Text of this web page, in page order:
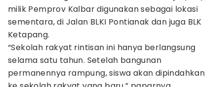
milik Pemprov Kalbar digunakan sebagai lokasi
sementara, di Jalan BLKI Pontianak dan juga BLK
Ketapang.
“Sekolah rakyat rintisan ini hanya berlangsung
selama satu tahun. Setelah bangunan
permanennya rampung, siswa akan dipindahkan